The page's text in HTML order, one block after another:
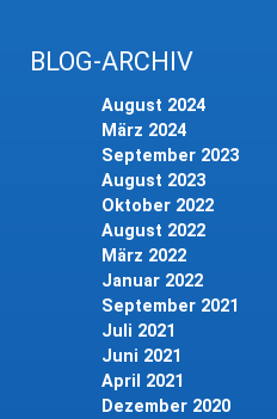
BLOG-ARCHIV
August 2024
März 2024
September 2023
August 2023
Oktober 2022
August 2022
März 2022
Januar 2022
September 2021
Juli 2021
Juni 2021
April 2021
Dezember 2020